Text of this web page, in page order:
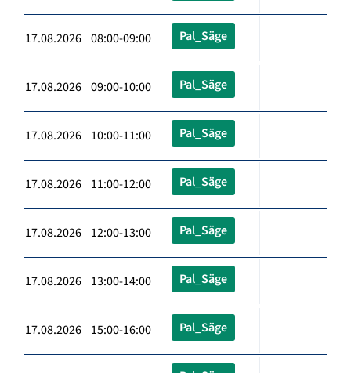
17.08.2026 08:00-09:00 Pal_Säge
17.08.2026 09:00-10:00 Pal_Säge
17.08.2026 10:00-11:00 Pal_Säge
17.08.2026 11:00-12:00 Pal_Säge
17.08.2026 12:00-13:00 Pal_Säge
17.08.2026 13:00-14:00 Pal_Säge
17.08.2026 15:00-16:00 Pal_Säge